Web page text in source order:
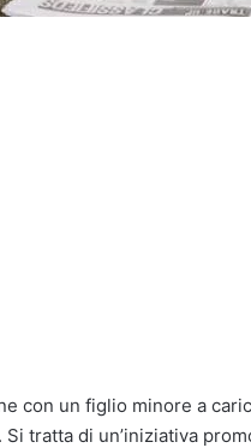
con un figlio minore a
tratta di un’iniziativa